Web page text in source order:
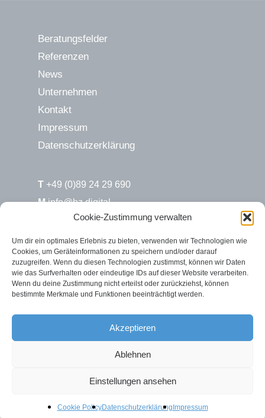
Cookie-Zustimmung verwalten
Um dir ein optimales Erlebnis zu bieten, verwenden wir Technologien wie
Cookies, um Geräteinformationen zu speichern und/oder darauf
zuzugreifen. Wenn du diesen Technologien zustimmst, können wir Daten
wie das Surfverhalten oder eindeutige IDs auf dieser Website verarbeiten.
Wenn du deine Zustimmung nicht erteilst oder zurückziehst, können
bestimmte Merkmale und Funktionen beeinträchtigt werden.
Akzeptieren
Ablehnen
Einstellungen ansehen
Cookie PolicyDatenschutzerklärung Impressum
Beratungsfelder
Referenzen
News
Unternehmen
Kontakt
Impressum
Datenschutzerklärung
T +49 (0)89 24 29 690
Minfo@hz.digital
H&Z.digital / Süd
Max-Joseph-Str. 6
80333 München
Rosenstr. 2
26122 Oldenburg